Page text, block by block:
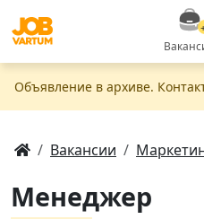
Объявление в apxивe.
Вакансии
Менеджер